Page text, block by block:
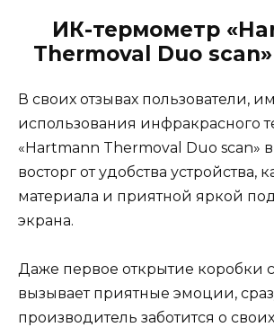
ИК-термометр
Thermoval Duo
В своих отзывах пользователи,
использования инфракрасного
«Hartmann Thermoval Duo scan»
восторг от удобства устройства,
материала и приятной яркой
экрана.
Даже первое открытие коробки
вызывает приятные эмоции,
производитель заботится о